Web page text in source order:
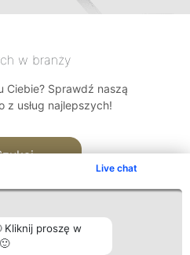
Live chat
Kliknij proszę w
w branży
Ciebie? Sprawdź naszą
z usług najlepszych!